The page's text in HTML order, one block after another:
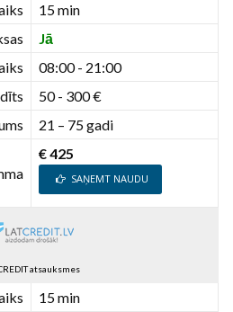
15 min
Jā
08:00 - 21:00
50 - 300 €
21 – 75 gadi
€ 425
SAŅEMT NAUDU
atsauksmes
15 min